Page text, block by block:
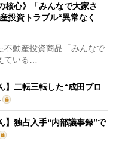
核心》「みんなで大家さ
投資トラブル“異常なく
動産投資商品「みんなで
ている…
】二転三転した“成田プロ
】独占入手“内部議事録”で